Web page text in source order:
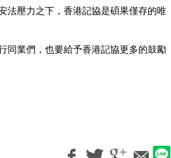
法壓力之下，香港記協是碩果僅存的唯
同業們，也要給予香港記協更多的鼓勵